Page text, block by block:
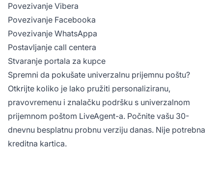
Povezivanje Vibera
Povezivanje Facebooka
Povezivanje WhatsAppa
Postavljanje call centera
Stvaranje portala za kupce
Spremni da pokušate univerzalnu prijemnu poštu?
Otkrijte koliko je lako pružiti personaliziranu,
pravovremenu i znalačku podršku s univerzalnom
prijemnom poštom LiveAgent-a. Počnite vašu 30-
dnevnu besplatnu probnu verziju danas. Nije potrebna
kreditna kartica.